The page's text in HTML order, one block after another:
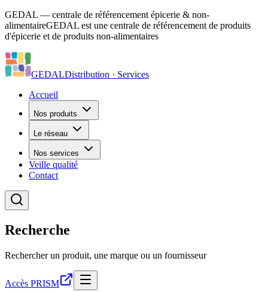
GEDAL — centrale de référencement épicerie & non-
alimentaireGEDAL est une centrale de référencement de produits
d'épicerie et de produits non-alimentaires
GEDALDistribution · Services
Accueil
Nos produits
Le réseau
Nos services
Veille qualité
Contact
Recherche
Rechercher un produit, une marque ou un fournisseur
Accès PRISM